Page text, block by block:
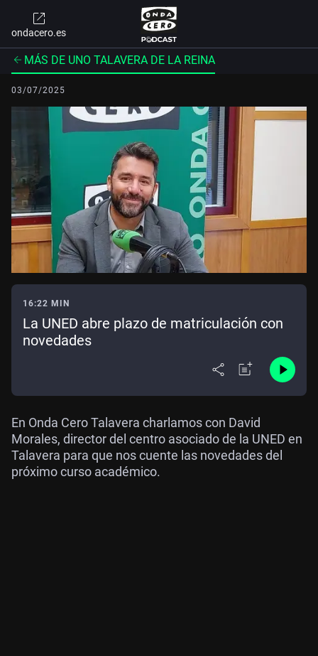
ondacero.es
MÁS DE UNO TALAVERA DE LA REINA
03/07/2025
16:22 MIN
La UNED abre plazo de matriculación con
novedades
En Onda Cero Talavera charlamos con David
Morales, director del centro asociado de la UNED en
Talavera para que nos cuente las novedades del
próximo curso académico.